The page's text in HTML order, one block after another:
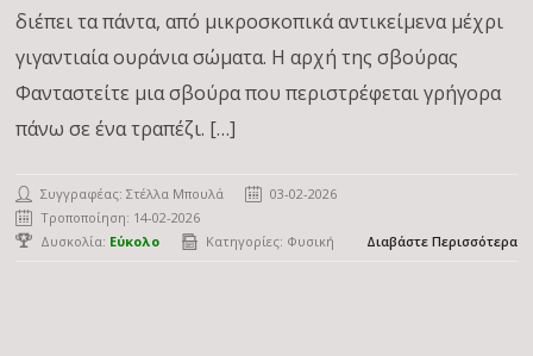
διέπει τα πάντα, από μικροσκοπικά αντικείμενα μέχρι
γιγαντιαία ουράνια σώματα. Η αρχή της σβούρας
Φανταστείτε μια σβούρα που περιστρέφεται γρήγορα
πάνω σε ένα τραπέζι. […]
Συγγραφέας:Στέλλα Μπουλά
03-02-2026
Τροποποίηση: 14-02-2026
Δυσκολία: Εύκολο Κατηγορίες: Φυσική Διαβάστε Περισσότερα